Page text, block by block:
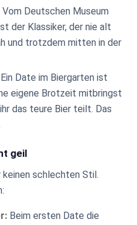
Vom Deutschen Museum
der Klassiker, der nie alt
und trotzdem mitten in der
Ein Date im Biergarten ist
eigene Brotzeit mitbringst
das teure Bier teilt. Das
geil
keinen schlechten Stil.
Beim ersten Date die